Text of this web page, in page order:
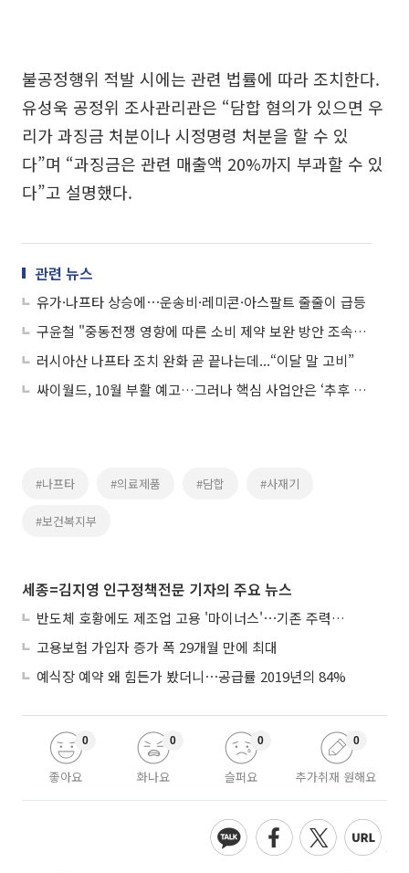
불공정행위 적발 시에는 관련 법률에 따라 조치한다.
유성욱 공정위 조사관리관은 “담합 혐의가 있으면 우
리가 과징금 처분이나 시정명령 처분을 할 수 있
다”며 “과징금은 관련 매출액 20%까지 부과할 수 있
다”고 설명했다.
관련 뉴스
유가·나프타 상승에⋯운송비·레미콘·아스팔트 줄줄이 급등
구윤철 "중동전쟁 영향에 따른 소비 제약 보완 방안 조속히 마련"
러시아산 나프타 조치 완화 곧 끝나는데...“이달 말 고비”
싸이월드, 10월 부활 예고…그러나 핵심 사업안은 ‘추후 공개’
#나프타 #의료제품 #담합 #사재기
#보건복지부
세종=김지영 인구정책전문 기자의 주요 뉴스
반도체 호황에도 제조업 고용 '마이너스'⋯기존 주력산업 부진에 발복
고용보험 가입자 증가 폭 29개월 만에 최대
예식장 예약 왜 힘든가 봤더니⋯공급률 2019년의 84%
좋아요
0
화나요
0
슬퍼요
0
추가취재 원해요
0